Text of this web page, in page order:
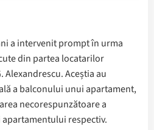
a intervenit prompt în urma
din partea locatarilor
Alexandrescu. Aceștia au
a balconului unui apartament,
necorespunzătoare a
respectiv.